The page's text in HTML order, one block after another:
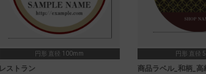
円形 直径 100mm
レストラン
円形 直径
商品ラベル_和柄_高